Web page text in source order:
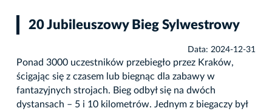
20 Jubileuszowy Bieg Sylwestrowy
Data: 2024-12-31
Ponad 3000 uczestników przebiegło przez Kraków,
ścigając się z czasem lub biegnąc dla zabawy w
fantazyjnych strojach. Bieg odbył się na dwóch
dystansach – 5 i 10 kilometrów. Jednym z biegaczy był